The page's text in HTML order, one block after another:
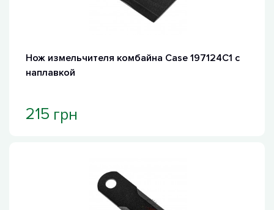
Нож измельчителя комбайна Case 197124C1 с
наплавкой
215 грн